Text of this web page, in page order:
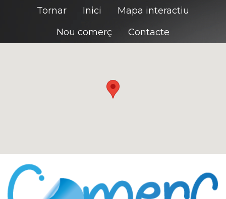
Tornar Inici
Mapa interactiu
Nou comerç
Contacte